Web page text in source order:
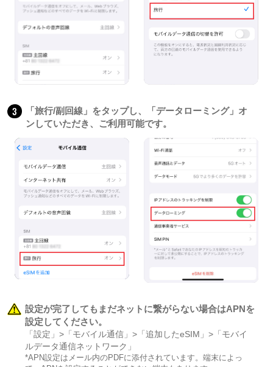
3
「旅行/副回線」をタップし、「データローミング」オ
ンしていただき、ご利用可能です。
設定が完了してもまだネットに繋がらない場合はAPNを
設定してください。
「設定」>「モバイル通信」>「追加したeSIM」>「モバイ
ルデータ通信ネットワーク」
*APN設定はメール内のPDFに添付されています。端末によっ